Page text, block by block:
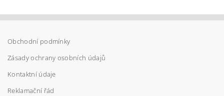
Obchodní podmínky
Zásady ochrany osobních údajů
Kontaktní údaje
Reklamační řád